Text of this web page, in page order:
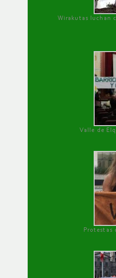
Wirakutas luchan
Valle de
Protestas